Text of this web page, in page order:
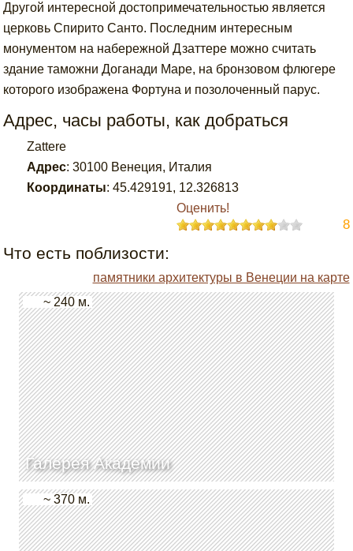
Другой интересной достопримечательностью является
церковь Спирито Санто. Последним интересным
монументом на набережной Дзаттере можно считать
здание таможни Доганади Маре, на бронзовом флюгере
которого изображена Фортуна и позолоченный парус.
Адрес, часы работы, как добраться
Zattere
Адрес:30100 Венеция, Италия
Координаты: 45.429191, 12.326813
Оценить!
8
Что есть поблизости:
памятники архитектуры в Венеции на карте
Галерея Академии
~ 240 м.
~ 370 м.